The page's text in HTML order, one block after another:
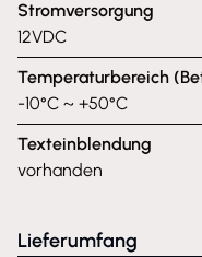
Stromversorgung
12VDC
Temperaturbereich
-10°C ~ +50°C
Texteinblendung
vorhanden
Lieferumfang